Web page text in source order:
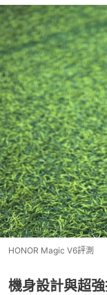
HONOR Magic V6評測
機身設計與超